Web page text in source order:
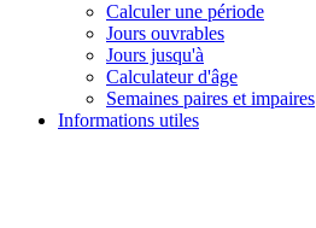
Calculer une période
Jours ouvrables
Jours jusqu'à
Calculateur d'âge
Semaines paires et impaires
Informations utiles